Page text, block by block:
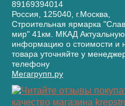
89169394014
Россия, 125040, г.Москва,
Строительная ярмарка
мир" 41км. МКАД Актуальную
информацию о стоимости и
товара уточняйте у
телефону
Мегагрупп.ру